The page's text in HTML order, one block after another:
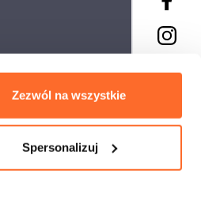
Zezwól na wszystkie
Spersonalizuj